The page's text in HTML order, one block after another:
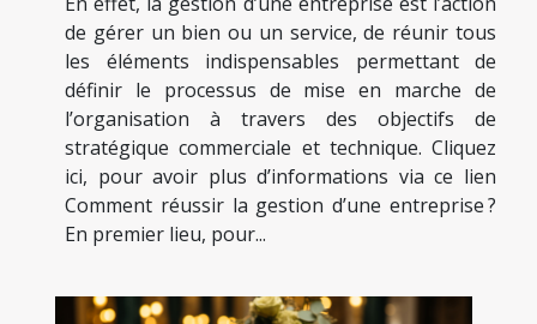
de gérer un bien ou un service, de réunir tous
les éléments indispensables permettant de
définir le processus de mise en marche de
l’organisation à travers des objectifs de
stratégique commerciale et technique. Cliquez
ici, pour avoir plus d’informations via ce lien
Comment réussir la gestion d’une entreprise ?
En premier lieu, pour...